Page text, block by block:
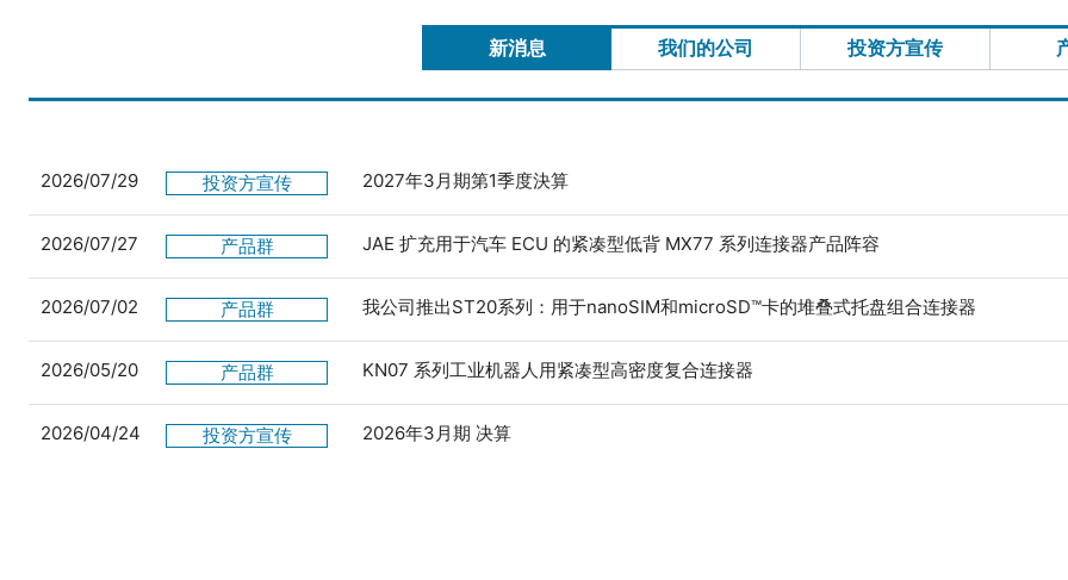
新消息 我们的公司 投资方宣传
2026/07/29 投资方宣传 2027年3月期第1季度決算
2026/07/27 产品群 JAE 扩充用于汽车 ECU 的紧凑型低背 MX77 系列连接器产品阵容
2026/07/02 产品群 我公司推出ST20系列：用于nanoSIM和microSD™卡的堆叠式托盘组合连接器
2026/05/20 产品群 KN07 系列工业机器人用紧凑型高密度复合连接器
2026/04/24 投资方宣传 2026年3月期 决算